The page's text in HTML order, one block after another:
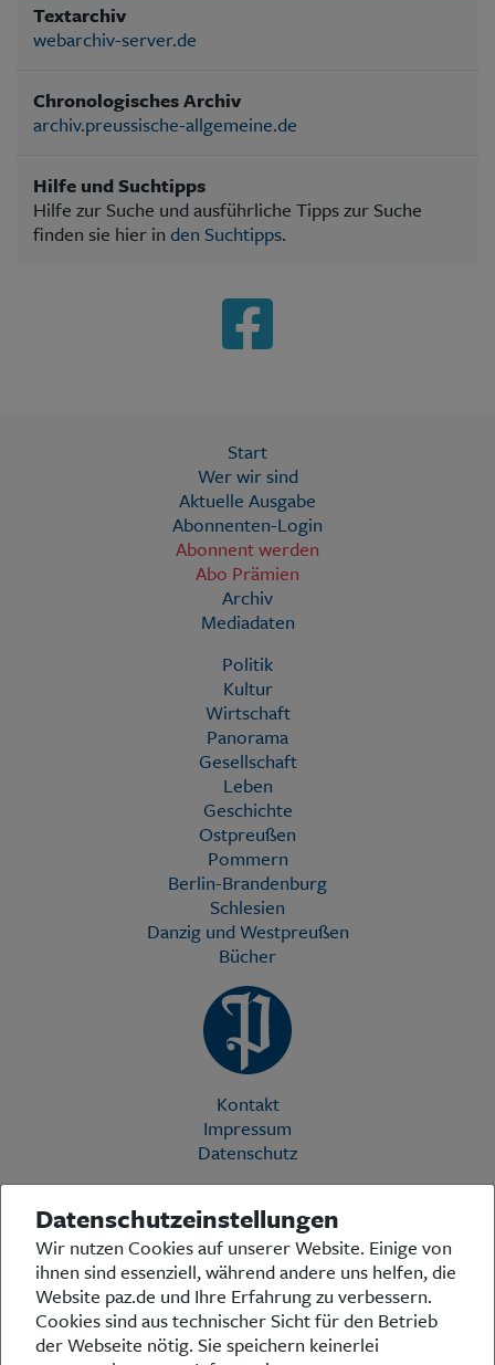
Textarchiv
webarchiv-server.de
Chronologisches Archiv
archiv.preussische-allgemeine.de
Hilfe und Suchtipps
Hilfe zur Suche und ausführliche Tipps zur Suche
finden sie hier in den Suchtipps.
Start
Wer wir sind
Aktuelle Ausgabe
Abonnenten-Login
Abonnent werden
Abo Prämien
Archiv
Mediadaten
Politik
Kultur
Wirtschaft
Panorama
Gesellschaft
Leben
Geschichte
Ostpreußen
Pommern
Berlin-Brandenburg
Schlesien
Danzig und Westpreußen
Bücher
Kontakt
Impressum
Datenschutz
Die Preußische Allgemeine Zeitung (PAZ) ist eine einzigartige Stimme
in der deutschen Medienlandschaft. Woche für Woche berichtet sie
über das aktuelle Zeitgeschehen in Politik, Kultur und Wirtschaft und
bezieht zu den grundlegenden Entwicklungen unserer Gesellschaft
Stellung. In ihrer Arbeit fühlt sich die Redaktion dem traditionellen
preußischen Wertekanon verpflichtet: Das alte Preußen stand und
steht für religiöse und weltanschauliche Toleranz, für Heimatliebe
Datenschutzeinstellungen
Wir nutzen Cookies auf unserer Website. Einige von
ihnen sind essenziell, während andere uns helfen, die
Website paz.de und Ihre Erfahrung zu verbessern.
Cookies sind aus technischer Sicht für den Betrieb
der Webseite nötig. Sie speichern keinerlei